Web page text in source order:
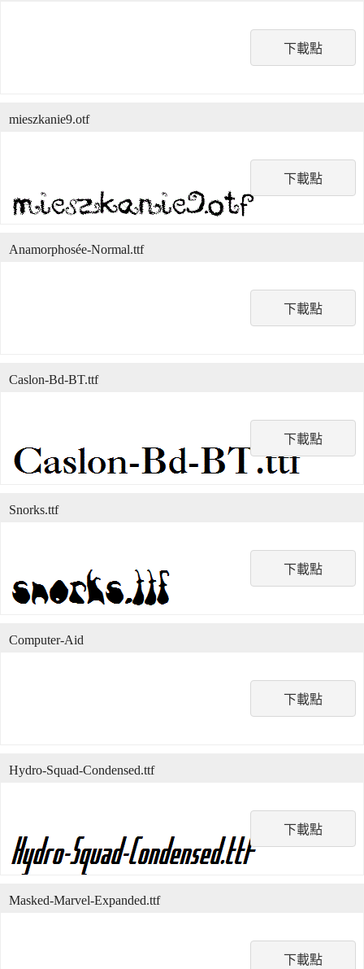
下載點
下載點
mieszkanie9.otf
下載點
Anamorphosée-Normal.ttf
下載點
Caslon-Bd-BT.ttf
下載點
Snorks.ttf
下載點
Computer-Aid
下載點
Hydro-Squad-Condensed.ttf
下載點
Masked-Marvel-Expanded.ttf